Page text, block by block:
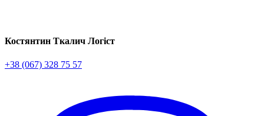
Костянтин Ткалич Логіст
+38 (067) 328 75 57